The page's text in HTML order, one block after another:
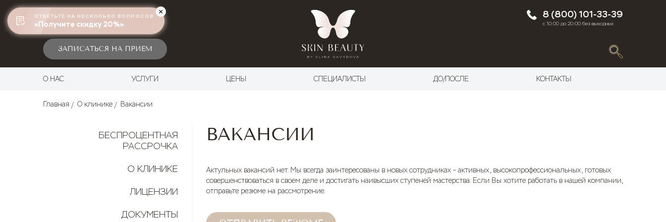
КРАСНОДАР, УЛ. КАЛИНИНА, 324 8 (800) 101-33-39
с 10:00 до 20:00 без выходных
ЗАПИСАТЬСЯ НА ПРИЕМ
О НАС УСЛУГИ ЦЕНЫ СПЕЦИАЛИСТЫ ДО/ПОСЛЕ КОНТАКТЫ
Главная О клинике Вакансии
БЕСПРОЦЕНТНАЯ
РАССРОЧКА
О КЛИНИКЕ
ЛИЦЕНЗИИ
ДОКУМЕНТЫ
ВАКАНСИИ
Актульных вакансий нет. Мы всегда заинтересованы в новых сотрудниках – активных, высокопрофессиональных, готовых
совершенствоваться в своем деле и достигать наивысших ступеней мастерства. Если Вы хотите работать в нашей компании,
отправьте резюме на рассмотрение.
ОТВЕТЬТЕ НА НЕСКОЛЬКО ВОПРОСОВ
«Получите скидку 20%»